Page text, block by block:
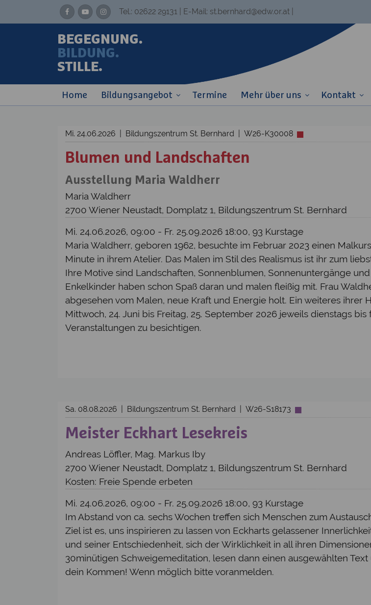
Tel.: 02622 29131 | E-Mail: st.bernhard@edw.or.at
BEGEGNUNG.
BILDUNG.
STILLE.
Home Bildungsangebot Termine Mehr über uns Kontakt
Mi. 24.06.2026 | Bildungszentrum St. Bernhard | W26-K30008
Blumen und Landschaften
Ausstellung Maria Waldherr
Maria Waldherr
2700 Wiener Neustadt, Domplatz 1, Bildungszentrum St. Bernhard
Mi. 24.06.2026, 09:00 - Fr. 25.09.2026 18:00, 93 Kurstage
Maria Waldherr, geboren 1962, besuchte im Februar 2023 einen
Minute in ihrem Atelier. Das Malen im Stil des Realismus ist ihr zum
Ihre Motive sind Landschaften, Sonnenblumen, Sonnenuntergänge
Enkelkinder haben schon Spaß daran und malen fleißig mit. Frau
abgesehen vom Malen, neue Kraft und Energie holt. Ein weiteres ihrer
Mittwoch, 24. Juni bis Freitag, 25. September 2026 jeweils dienstags
Veranstaltungen zu besichtigen.
Sa. 08.08.2026 | Bildungszentrum St. Bernhard | W26-S18173
Meister Eckhart Lesekreis
Andreas Löffler, Mag. Markus Iby
2700 Wiener Neustadt, Domplatz 1, Bildungszentrum St. Bernhard
Kosten: Freie Spende erbeten
Mi. 24.06.2026, 09:00 - Fr. 25.09.2026 18:00, 93 Kurstage
Im Abstand von ca. sechs Wochen treffen sich Menschen zum
Ziel ist es, uns inspirieren zu lassen von Eckharts gelassener
und seiner Entschiedenheit, sich der Wirklichkeit in all ihren
30minütigen Schweigemeditation, lesen dann einen ausgewählten
dein Kommen! Wenn möglich bitte voranmelden.